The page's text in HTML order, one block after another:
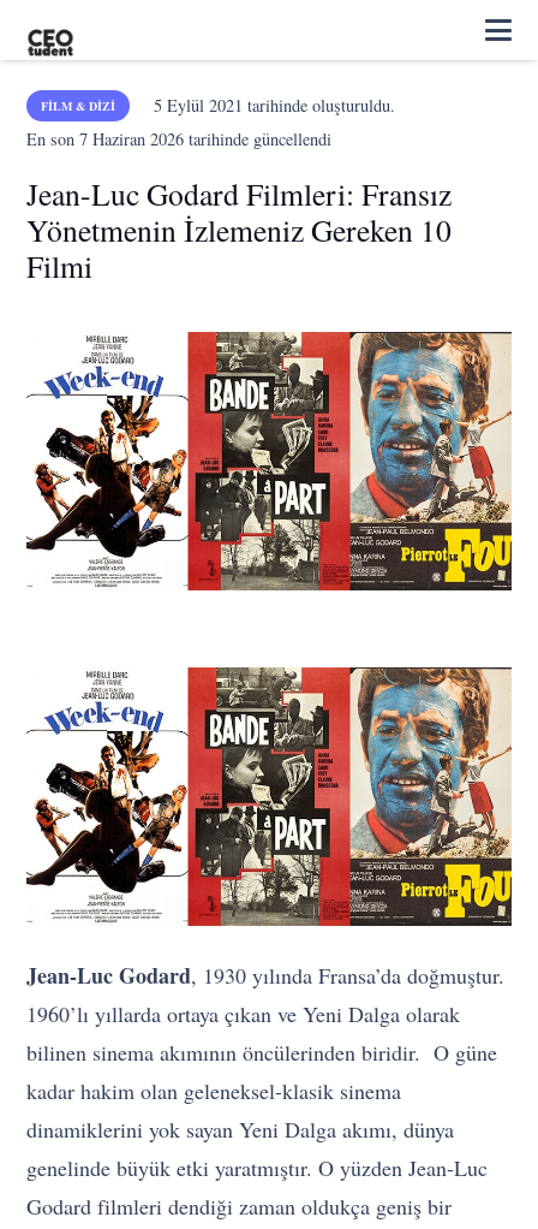
FILM & DIZI 5 Eylül 2021 tarihinde oluşturuldu.
En son7 Haziran 2026 tarihinde güncellendi
Jean-Luc Godard Filmleri: Fransız
Yönetmenin İzlemeniz Gereken 10
Filmi
Jean-Luc Godard, 1930 yılında Fransa’da doğmuştur.
1960’lı yıllarda ortaya çıkan ve Yeni Dalga olarak
bilinen sinema akımının öncülerinden biridir. O güne
kadar hakim olan geleneksel-klasik sinema
dinamiklerini yok sayan Yeni Dalga akımı, dünya
genelinde büyük etki yaratmıştır. O yüzden Jean-Luc
Godard filmleri dendiği zaman oldukça geniş bir